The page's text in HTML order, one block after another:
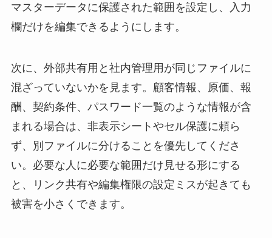
マスターデータに保護された範囲を設定し、入力
欄だけを編集できるようにします。
次に、外部共有用と社内管理用が同じファイルに
混ざっていないかを見ます。顧客情報、原価、報
酬、契約条件、パスワード一覧のような情報が含
まれる場合は、非表示シートやセル保護に頼ら
ず、別ファイルに分けることを優先してくださ
い。必要な人に必要な範囲だけ見せる形にする
と、リンク共有や編集権限の設定ミスが起きても
被害を小さくできます。